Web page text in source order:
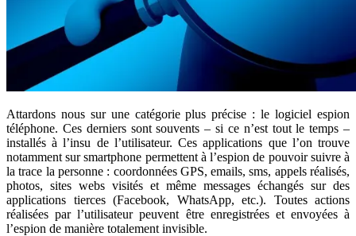
Attardons nous sur une catégorie plus précise : le logiciel espion
téléphone. Ces derniers sont souvents – si ce n’est tout le temps –
installés à l’insu de l’utilisateur. Ces applications que l’on trouve
notamment sur smartphone permettent à l’espion de pouvoir suivre à
la trace la personne : coordonnées GPS, emails, sms, appels réalisés,
photos, sites webs visités et même messages échangés sur des
applications tierces (Facebook, WhatsApp, etc.). Toutes actions
réalisées par l’utilisateur peuvent être enregistrées et envoyées à
l’espion de manière totalement invisible.